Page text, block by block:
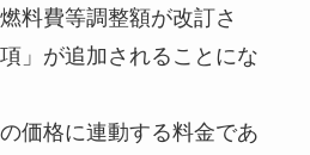
料費等調整額が改訂さ
」が追加されることにな
価格に連動する料金であ